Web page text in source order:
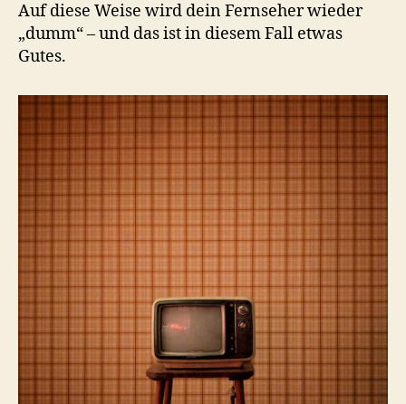
Auf diese Weise wird dein Fernseher wieder
„dumm“ – und das ist in diesem Fall etwas
Gutes.